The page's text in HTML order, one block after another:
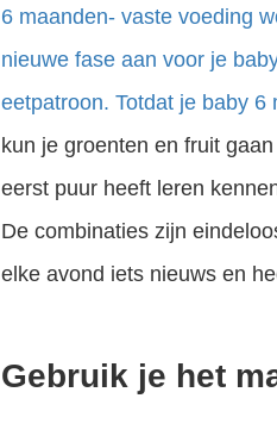
6 maanden- vaste voeding
nieuwe fase aan voor je
eetpatroon. Totdat je baby 6
kun je groenten en fruit
eerst puur heeft leren
De combinaties zijn
elke avond iets nieuws en
Gebruik je het